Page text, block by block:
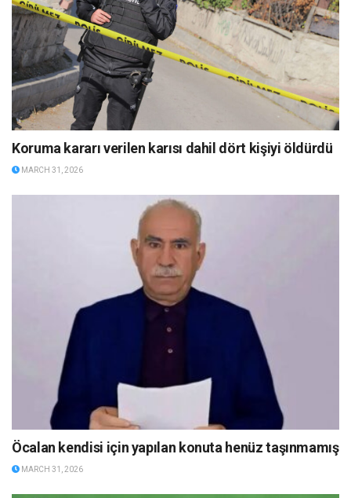
Koruma kararı verilen karısı dahil dört kişiyi öldürdü
MARCH 31, 2026
Öcalan kendisi için yapılan konuta henüz taşınmamış
MARCH 31, 2026